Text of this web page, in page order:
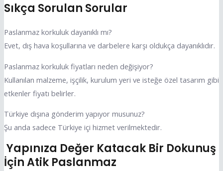
Sıkça Sorulan Sorular
Paslanmaz korkuluk dayanıklı mı?
Evet, dış hava koşullarına ve darbelere karşı oldukça dayanıklıdır.
Paslanmaz korkuluk fiyatları neden değişiyor?
Kullanılan malzeme, işçilik, kurulum yeri ve isteğe özel tasarım gibi
etkenler fiyatı belirler.
Türkiye dışına gönderim yapıyor musunuz?
Şu anda sadece Türkiye içi hizmet verilmektedir.
Yapınıza Değer Katacak Bir Dokunuş
İçin Atik Paslanmaz